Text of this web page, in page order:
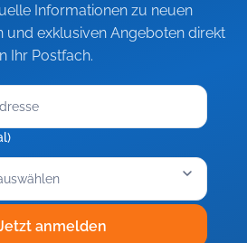
Informationen zu neuen
und exklusiven Angeboten direkt
Ihr Postfach.
anmelden